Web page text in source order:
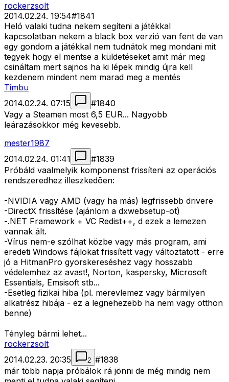
rockerzsolt
2014.02.24. 19:54#1841
Heló valaki tudna nekem segíteni a játékkal
kapcsolatban nekem a black box verzió van fent de van
egy gondom a játékkal nem tudnátok meg mondani mit
tegyek hogy el mentse a küldetéseket amit már meg
csináltam mert sajnos ha ki lépek mindig újra kell
kezdenem mindent nem marad meg a mentés
Timbu
2014.02.24. 07:15
#1840
Vagy a Steamen most 6,5 EUR... Nagyobb
leárazásokkor még kevesebb.
mester1987
2014.02.24. 01:41
#1839
Próbáld vaalmelyik komponenst frissíteni az operációs
rendszeredhez illeszkedõen:
-NVIDIA vagy AMD (vagy ha más) legfrissebb drivere
-DirectX frissítése (ajánlom a dxwebsetup-ot)
-.NET Framework + VC Redist++, d ezek a lemezen
vannak ált.
-Vírus nem-e szólhat közbe vagy más program, ami
eredeti Windows fájlokat frissített vagy változtatott - erre
jó a HitmanPro gyorskereséshez vagy hosszabb
védelemhez az avast!, Norton, kaspersky, Microsoft
Essentials, Emsisoft stb...
-Esetleg fizikai hiba (pl. merevlemez vagy bármilyen
alkatrész hibája - ez a legnehezebb ha nem vagy otthon
benne)
Tényleg bármi lehet...
rockerzsolt
2014.02.23. 20:35
2 #1838
már több napja próbálok rá jönni de még mindig nem